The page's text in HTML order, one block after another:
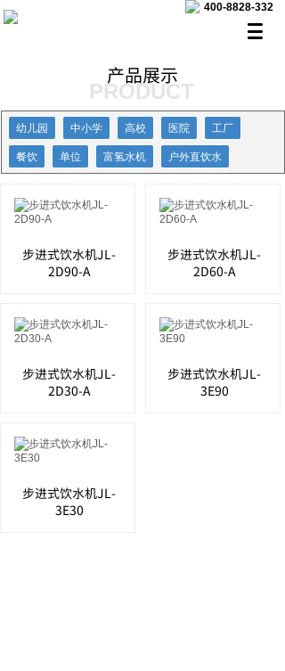
400-8828-332
产品展示
PRODUCT
幼儿园 中小学 高校 医院 工厂
餐饮 单位 富氢水机 户外直饮水
步进式饮水机JL-
2D90-A
步进式饮水机JL-
2D60-A
步进式饮水机JL-
2D30-A
步进式饮水机JL-
3E90
步进式饮水机JL-
3E30